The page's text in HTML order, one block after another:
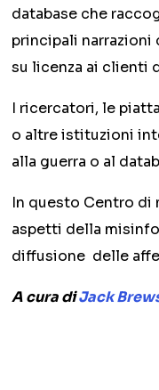
database che
principali
su licenza ai clienti
I ricercatori, le
o altre istituzioni
alla guerra o al
In questo Centro di
aspetti della
diffusione delle
A cura diJack